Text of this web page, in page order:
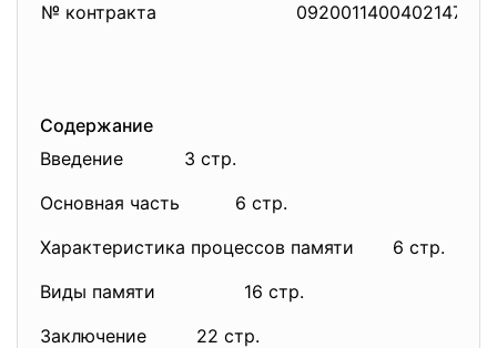
№ контракта 0920011400402147
Содержание
Введение 3 стр.
Основная часть 6 стр.
Характеристика процессов памяти 6 стр.
Виды памяти 16 стр.
Заключение 22 стр.